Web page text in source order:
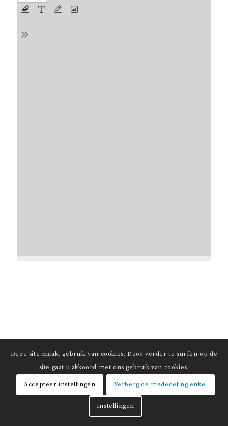
Deze site maakt gebruik van cookies. Door verder te surfen op de
site gaat u akkoord met ons gebruik van cookies.
Accepteer instellingen Verberg de mededeling enkel
Instellingen